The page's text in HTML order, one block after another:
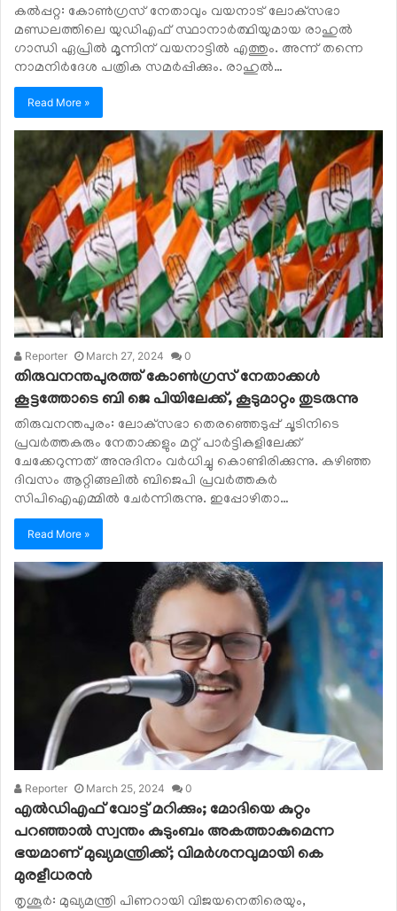
കല്‍പ്പറ്റ: കോണ്‍ഗ്രസ് നേതാവും വയനാട് ലോക്‌സഭാ
മണ്ഡലത്തിലെ യുഡിഎഫ് സ്ഥാനാര്‍ത്ഥിയുമായ രാഹുല്‍
ഗാന്ധി ഏപ്രില്‍ മൂന്നിന് വയനാട്ടില്‍ എത്തും. അന്ന് തന്നെ
നാമനിര്‍ദേശ പത്രിക സമര്‍പ്പിക്കും. രാഹുല്‍…
Read More »
Reporter March 27, 2024 0
തിരുവനന്തപുരത്ത് കോണ്‍ഗ്രസ് നേതാക്കള്‍
കൂട്ടത്തോടെ ബി ജെ പിയിലേക്ക്, കൂടുമാറ്റം തുടരുന്നു
തിരുവനന്തപുരം: ലോക്‌സഭാ തെരഞ്ഞെടുപ്പ് ചൂടിനിടെ
പ്രവര്‍ത്തകരും നേതാക്കളും മറ്റ് പാര്‍ട്ടികളിലേക്ക്
ചേക്കേറുന്നത് അനുദിനം വര്‍ധിച്ചു കൊണ്ടിരിക്കുന്നു. കഴിഞ്ഞ
ദിവസം ആറ്റിങ്ങലില്‍ ബിജെപി പ്രവര്‍ത്തകര്‍
സിപിഐഎമ്മില്‍ ചേര്‍ന്നിരുന്നു. ഇപ്പോഴിതാ…
Read More »
Reporter March 25, 2024 0
എല്‍ഡിഎഫ് വോട്ട് മറിക്കും; മോദിയെ കുറ്റം
പറഞ്ഞാല്‍ സ്വന്തം കുടുംബം അകത്താകുമെന്ന
ഭയമാണ് മുഖ്യമന്ത്രിക്ക്; വിമര്‍ശനവുമായി കെ
മുരളീധരന്‍
തൃശൂര്‍: മുഖ്യമന്ത്രി പിണറായി വിജയനെതിരെയും,